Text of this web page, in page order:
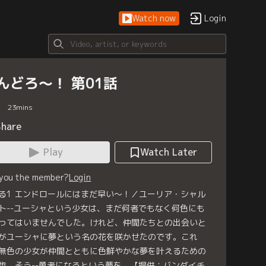
Watch now Login
どろ～！ 第01話
23mins
Play
Watch Later
the member?Login
1 エンドロールにはまだ早い～！／ユーリア・シャル
--ユーシャという少女は、まだ何者でもなく何色にも
てはいませんでした。けれど、仲間たちとの出会いと
ユーシャに夢という名の花を咲かせたのです。これ
色の少女が仲間とともに色鮮やかな夢を叶えるための